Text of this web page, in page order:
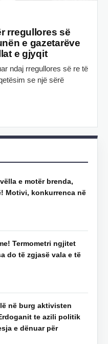
rregullores së
e gazetarëve
e gjyqit
ndaj rregullores së re të
se një sërë
e motër brenda,
Motivi, konkurrenca në
Termometri ngjitet
do të zgjasë vala e të
në burg aktivisten
te azili politik
e dënuar për